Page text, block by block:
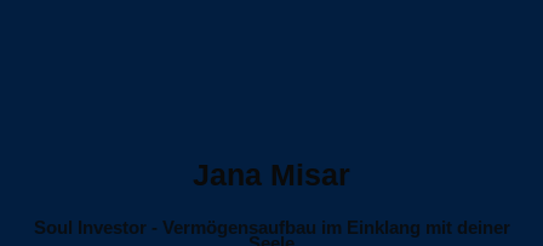
Jana Misar
Soul Investor - Vermögensaufbau im Einklang mit deiner